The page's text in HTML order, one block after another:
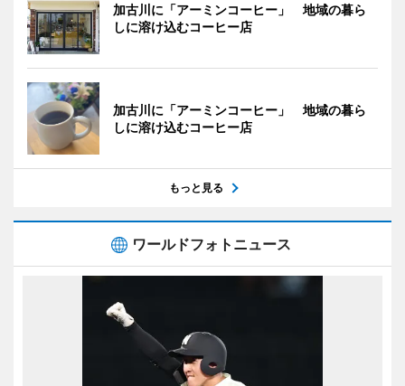
加古川に「アーミンコーヒー」 地域の暮ら
しに溶け込むコーヒー店
加古川に「アーミンコーヒー」 地域の暮ら
しに溶け込むコーヒー店
もっと見る
ワールドフォトニュース